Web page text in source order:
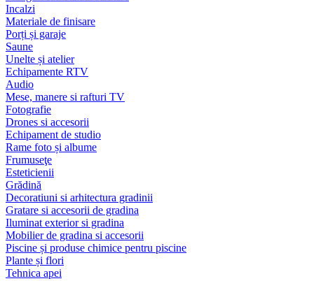
Incalzi
Materiale de finisare
Porți și garaje
Saune
Unelte și atelier
Echipamente RTV
Audio
Mese, manere si rafturi TV
Fotografie
Drones si accesorii
Echipament de studio
Rame foto și albume
Frumuseţe
Esteticienii
Grădină
Decoratiuni si arhitectura gradinii
Gratare si accesorii de gradina
Iluminat exterior si gradina
Mobilier de gradina si accesorii
Piscine și produse chimice pentru piscine
Plante și flori
Tehnica apei